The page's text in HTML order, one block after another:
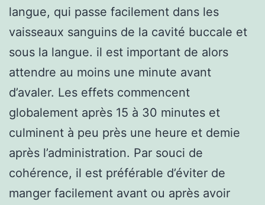
langue, qui passe facilement dans les
vaisseaux sanguins de la cavité buccale et
sous la langue. il est important de alors
attendre au moins une minute avant
d’avaler. Les effets commencent
globalement après 15 à 30 minutes et
culminent à peu près une heure et demie
après l’administration. Par souci de
cohérence, il est préférable d’éviter de
manger facilement avant ou après avoir